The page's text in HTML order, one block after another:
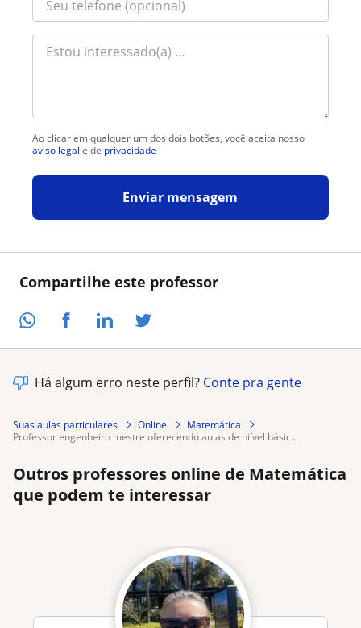
Compartilhe este professor
Ao clicar em qualquer um dos dois botões, você aceita nosso
aviso legal e de privacidade
Enviar mensagem
Há algum erro neste perfil? Conte pra gente
Suas aulas particulares Online
Matemática
professor engenheiro mestre oferecendo aulas de niível básic...
Outros professores online de Matemática
que podem te interessar